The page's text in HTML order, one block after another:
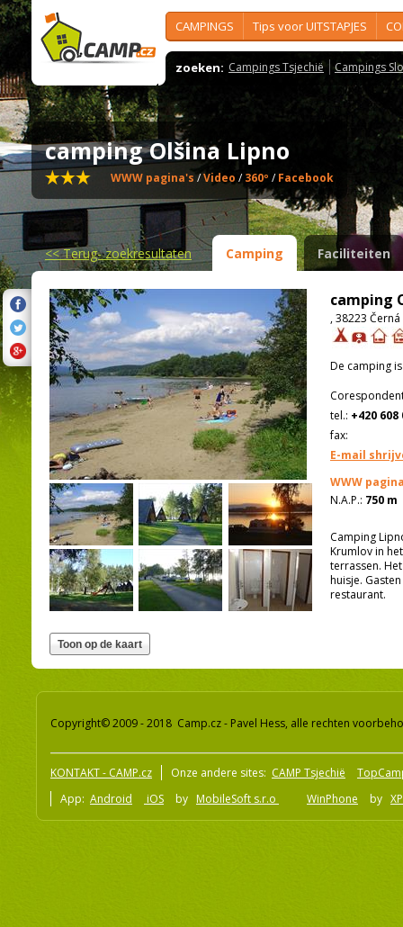
CAMPINGS Tips voor UITSTAPJES
zoeken: Campings Tsjechië Campings
camping Olšina Lipno
WWW pagina's /Video /360º /Facebook
<<Terug- zoekresultaten Camping Faciliteiten
camping
, 38223
De camping
tel.: +420 608
fax:
E-mail
WWW
N.A.P.: 750 m
Camping
Krumlov in
terrassen.
huisje.
restaurant.
Copyright© 2009 - 2018 Camp.cz - Pavel Hess, alle rechten
KONTAKT - CAMP.cz Onze andere sites: CAMP Tsjechië
App: Android iOS by MobileSoft s.r.o WinPhone by